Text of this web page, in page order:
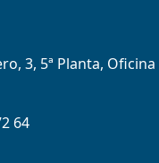
3, 5ª Planta,
64